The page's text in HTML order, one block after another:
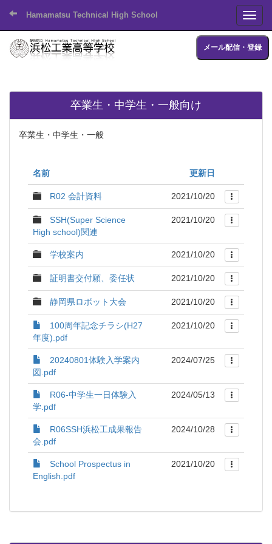
Hamamatsu Technical High School
メール配信・登録
卒業生・中学生・一般向け
卒業生・中学生・一般
名前 更新日
R02 会計資料 2021/10/20
SSH(Super Science
High school)関連
2021/10/20
学校案内 2021/10/20
証明書交付願、委任状 2021/10/20
静岡県ロボット大会 2021/10/20
100周年記念チラシ(H27
年度).pdf
2021/10/20
20240801体験入学案内
図.pdf
2024/07/25
R06-中学生一日体験入
学.pdf
2024/05/13
R06SSH浜松工成果報告
会.pdf
2024/10/28
School Prospectus in
English.pdf
2021/10/20